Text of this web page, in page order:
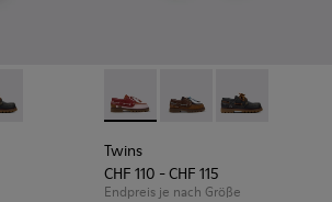
- Braune Bootsschuhe aus Leder für
008 - Mehrfarbige Bootsschuhe
- K800416-001 - Blaue Bootsschuhe
Twins - K800416-008 -
Twins - K800416-
Twins -
Twins
CHF 110 - CHF 115
Endpreis je nach Größe